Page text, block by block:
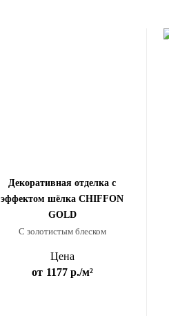
Декоративная отделка с
эффектом шёлка CHIFFON
GOLD
С золотистым блеском
Цена
от 1177 р./м²